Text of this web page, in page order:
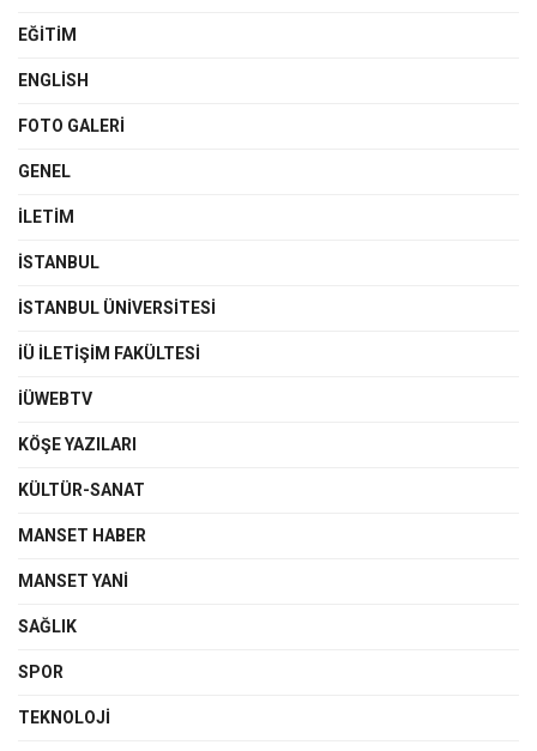
EĞITIM
ENGLISH
FOTO GALERI
GENEL
İLETIM
İSTANBUL
İSTANBUL ÜNIVERSITESI
İÜ İLETIŞIM FAKÜLTESI
İÜWEBTV
KÖŞE YAZILARI
KÜLTÜR-SANAT
MANSET HABER
MANSET YANI
SAĞLIK
SPOR
TEKNOLOJI